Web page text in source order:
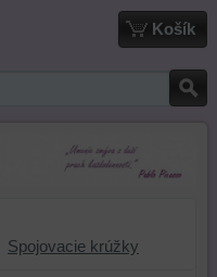
Košík
Spojovacie krúžky